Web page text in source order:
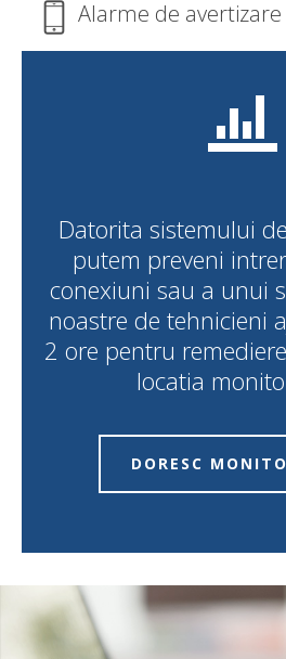
Alarme de avertizare
Datorita sistemului
putem preveni
conexiuni sau a unui
noastre de tehnicieni
2 ore pentru
locatia
DORESC